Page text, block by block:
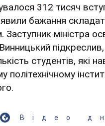
312 тисяч
бажання
міністра
студентів, які
політехнічному
Відео